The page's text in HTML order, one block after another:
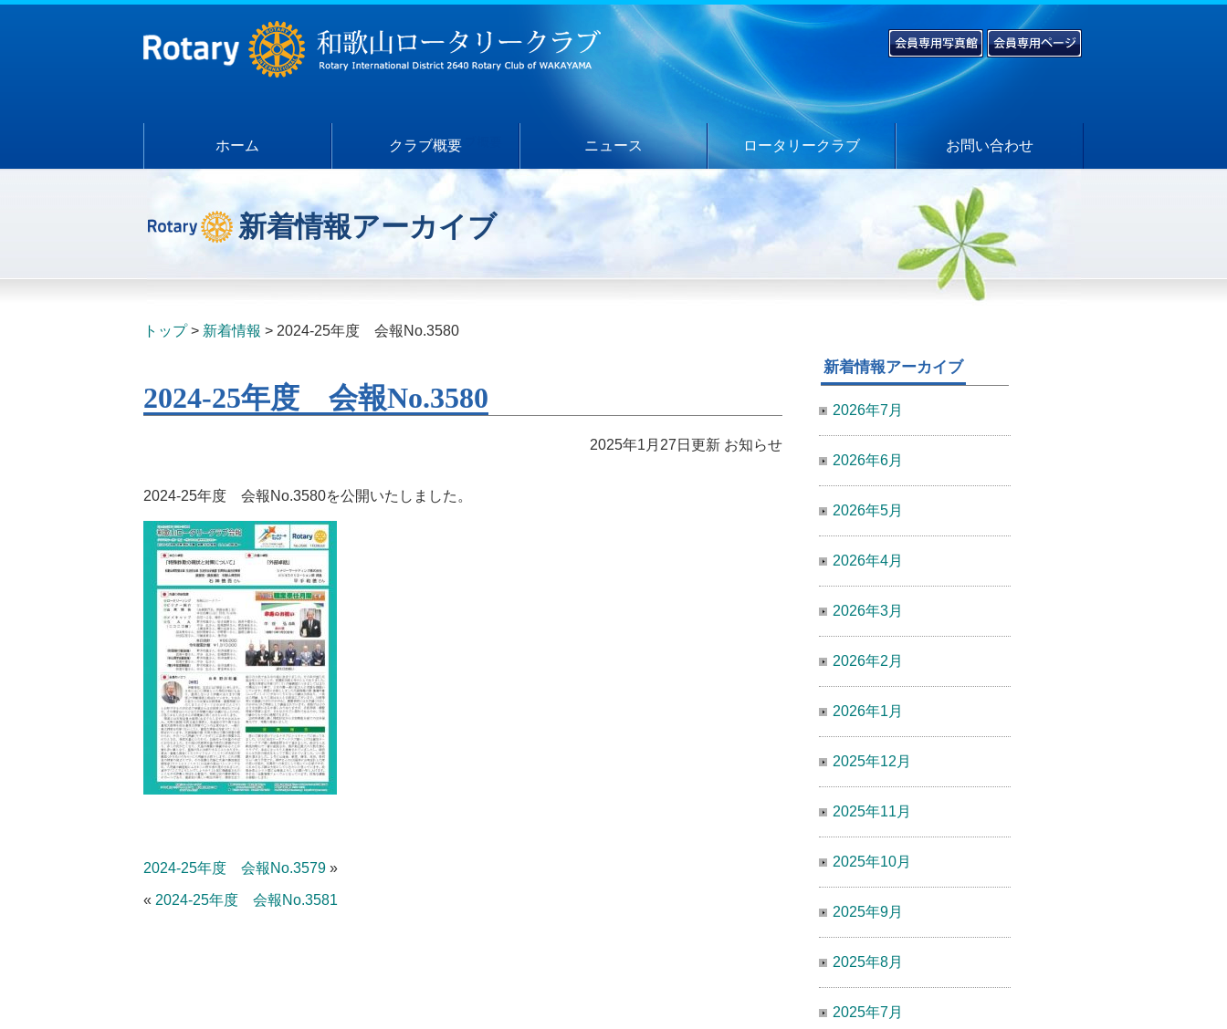
ホーム クラブ概要 ニュース ロータリークラブ お問い合わせ
新着情報アーカイブ
トップ 新着情報 2024-25年度 会報No.3580
2024-25年度 会報No.3580
2025年1月27日更新 お知らせ
2024-25年度 会報No.3580を公開いたしました。
2024-25年度 会報No.3579 »
« 2024-25年度 会報No.3581
新着情報アーカイブ
2026年7月
2026年6月
2026年5月
2026年4月
2026年3月
2026年2月
2026年1月
2025年12月
2025年11月
2025年10月
2025年9月
2025年8月
2025年7月